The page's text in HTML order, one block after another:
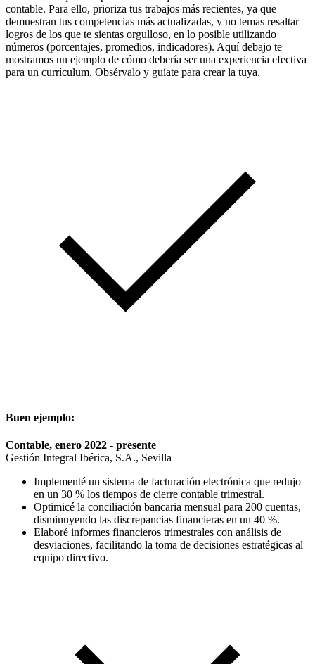
contable. Para ello, prioriza tus trabajos más recientes, ya que
demuestran tus competencias más actualizadas, y no temas resaltar
logros de los que te sientas orgulloso, en lo posible utilizando
números (porcentajes, promedios, indicadores). Aquí debajo te
mostramos un ejemplo de cómo debería ser una experiencia efectiva
para un currículum. Obsérvalo y guíate para crear la tuya.
Buen ejemplo:
Contable, enero 2022 - presente
Gestión Integral Ibérica, S.A., Sevilla
Implementé un sistema de facturación electrónica que redujo
en un 30 % los tiempos de cierre contable trimestral.
Optimicé la conciliación bancaria mensual para 200 cuentas,
disminuyendo las discrepancias financieras en un 40 %.
Elaboré informes financieros trimestrales con análisis de
desviaciones, facilitando la toma de decisiones estratégicas al
equipo directivo.